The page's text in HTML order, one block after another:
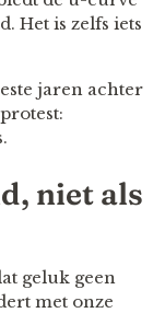
Het is zelfs iets
jaren achter
niet als
geluk geen
met onze